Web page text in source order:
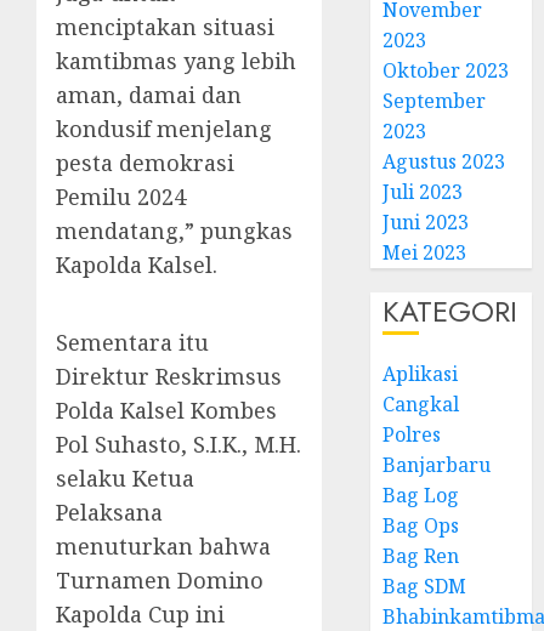
menciptakan situasi
kamtibmas yang lebih
aman, damai dan
kondusif menjelang
pesta demokrasi
Pemilu 2024
mendatang,” pungkas
Kapolda Kalsel.
Sementara itu
Direktur Reskrimsus
Polda Kalsel Kombes
Pol Suhasto, S.I.K., M.H.
selaku Ketua
Pelaksana
menuturkan bahwa
Turnamen Domino
Kapolda Cup ini
November
2023
Oktober 2023
September
2023
Agustus 2023
Juli 2023
Juni 2023
Mei 2023
KATEGORI
Aplikasi
Cangkal
Polres
Banjarbaru
Bag Log
Bag Ops
Bag Ren
Bag SDM